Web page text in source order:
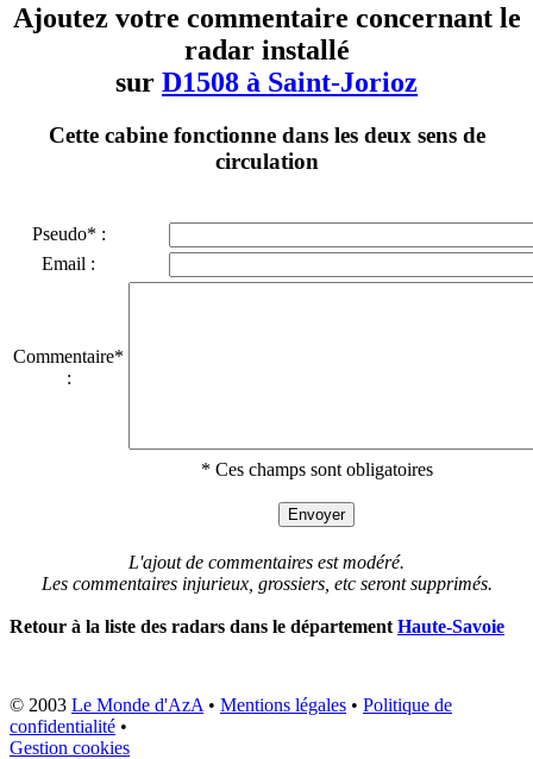
Ajoutez votre commentaire concernant le
radar installé
sur D1508 à Saint-Jorioz
Cette cabine fonctionne dans les deux sens de
circulation
Pseudo* :
Email :
Commentaire*
:
* Ces champs sont obligatoires
L'ajout de commentaires est modéré.
Les commentaires injurieux, grossiers, etc seront supprimés.
Retour à la liste des radars dans le département Haute-Savoie
© 2003 Le Monde d'AzA • Mentions légales • Politique de
confidentialité •
Gestion cookies